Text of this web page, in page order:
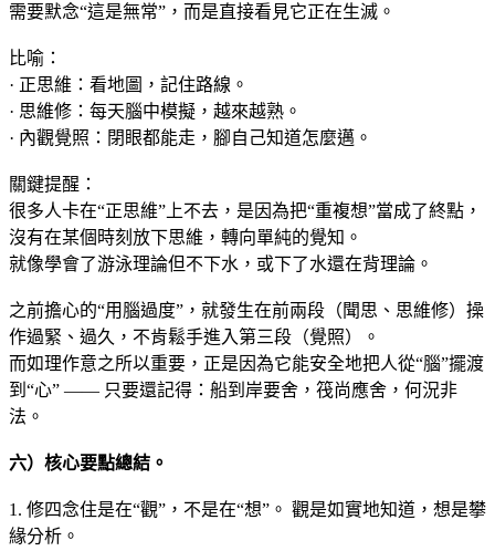
需要默念“這是無常”，而是直接看見它正在生滅。
比喻：
· 正思維：看地圖，記住路線。
· 思維修：每天腦中模擬，越來越熟。
· 內觀覺照：閉眼都能走，腳自己知道怎麼邁。
關鍵提醒：
很多人卡在“正思維”上不去，是因為把“重複想”當成了終點，
沒有在某個時刻放下思維，轉向單純的覺知。
就像學會了游泳理論但不下水，或下了水還在背理論。
之前擔心的“用腦過度”，就發生在前兩段（聞思、思維修）操
作過緊、過久，不肯鬆手進入第三段（覺照）。
而如理作意之所以重要，正是因為它能安全地把人從“腦”擺渡
到“心” —— 只要還記得：船到岸要舍，筏尚應舍，何況非
法。
六）核心要點總結 。
1. 修四念住是在“觀”，不是在“想”。 觀是如實地知道，想是攀
緣分析。